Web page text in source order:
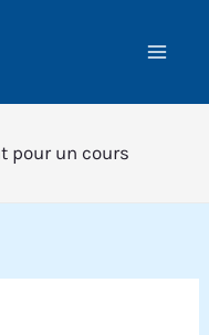
pour un cours